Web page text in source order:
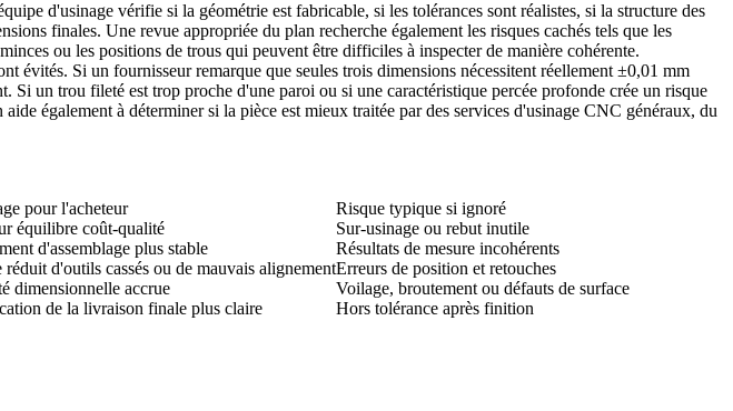
d'usinage vérifie si la géométrie est fabricable, si les tolérances sont réalistes, si la structure des
finales. Une revue appropriée du plan recherche également les risques cachés tels que les
ou les positions de trous qui peuvent être difficiles à inspecter de manière cohérente.
évités. Si un fournisseur remarque que seules trois dimensions nécessitent réellement ±0,01 mm
un trou fileté est trop proche d'une paroi ou si une caractéristique percée profonde crée un risque
également à déterminer si la pièce est mieux traitée par des services d'usinage CNC généraux, du
pour l'acheteur
Risque typique si ignoré
équilibre coût-qualité
Sur-usinage ou rebut inutile
d'assemblage plus stable
Résultats de mesure incohérents
réduit d'outils cassés ou de mauvais alignementErreurs de position et retouches
dimensionnelle accrue
Voilage, broutement ou défauts de surface
de la livraison finale plus claire Hors tolérance après finition